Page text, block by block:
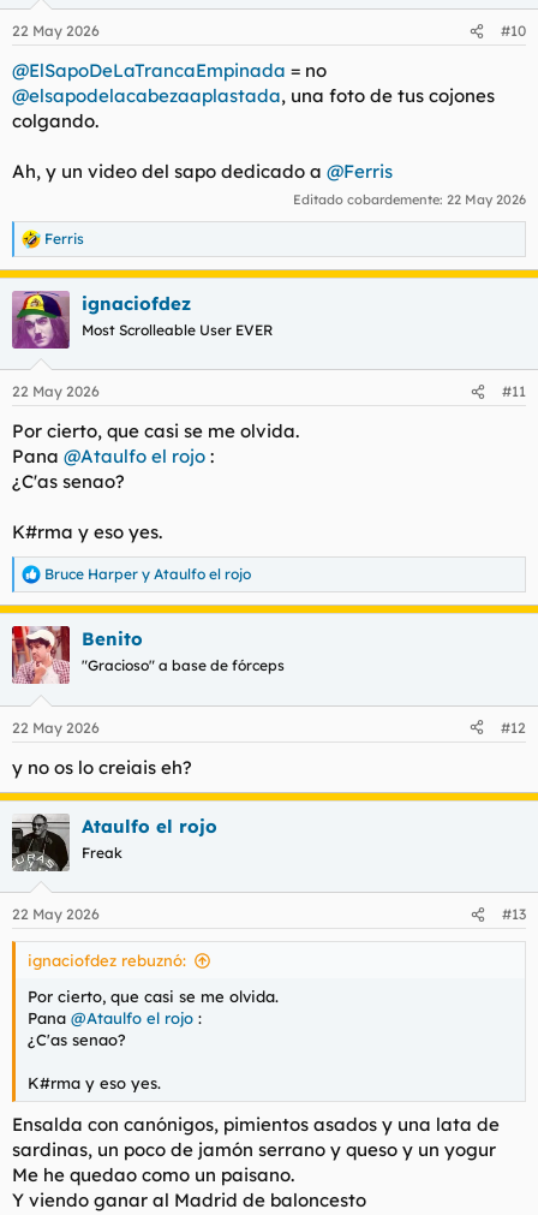
22 May 2026 #10
@ElSapoDeLaTrancaEmpinada = no
@elsapodelacabezaaplastada, una foto de tus cojones
colgando.
Ah, y un video del sapo dedicado a @Ferris
Editado cobardemente: 22 May 2026
R
e
a
c
c
i
e
:
Ferris
ignaciofdez
Most Scrolleable User EVER
22 May 2026 #11
Por cierto, que casi se me olvida.
Pana @Ataulfo el rojo :
¿C'as senao?
K#rma y eso yes.
R
e
a
c
c
i
e
:
Bruce Harper y Ataulfo el rojo
Benito
"Gracioso" a base de fórceps
22 May 2026 #12
y no os lo creiais eh?
Ataulfo el rojo
Freak
22 May 2026 #13
ignaciofdez rebuznó:
Por cierto, que casi se me olvida.
Pana @Ataulfo el rojo :
¿C'as senao?
K#rma y eso yes.
Ensalda con canónigos, pimientos asados y una lata de
sardinas, un poco de jamón serrano y queso y un yogur
Me he quedao como un paisano.
Y viendo ganar al Madrid de baloncesto